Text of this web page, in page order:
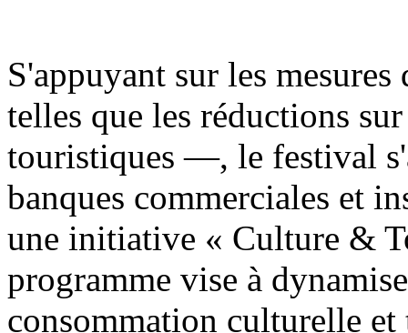
S'appuyant sur les
telles que les réductions
touristiques —, le festival
banques commerciales et
une initiative « Culture &
programme vise à
consommation culturelle et